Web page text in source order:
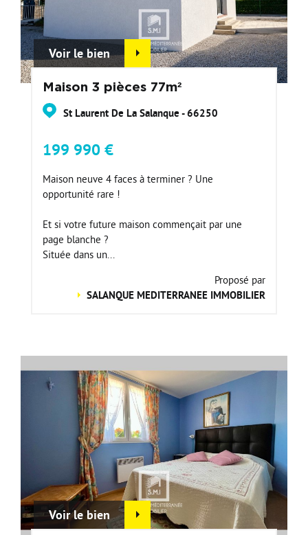
Voir le bien
Maison 3 pièces 77m²
St Laurent De La Salanque - 66250
199 990 €
Maison neuve 4 faces à terminer ? Une
opportunité rare !
Et si votre future maison commençait par une
page blanche ?
Située dans un...
Proposé par
SALANQUE MEDITERRANEE IMMOBILIER
Voir le bien